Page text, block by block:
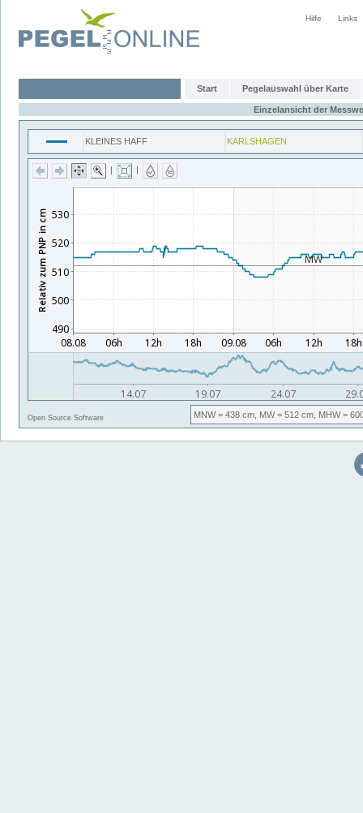
Hilfe Links
Start Pegelauswahl über Karte
Einzelansicht der
KLEINES HAFF KARLSHAGEN
| |
Open Source Software MNW= 438 cm, MW= 512 cm, MHW=